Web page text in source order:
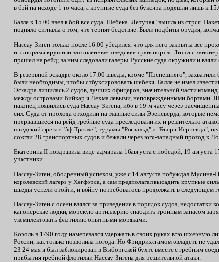
в бой на исходе 1-го часа, а крупные суда без буксира подошли лишь к
Балле к 15.00 ввел в бой все суда. Шебека "Летучая" вышла из строя.
подняло сигналы о том, что терпят бедствие. Были подбиты орудия,
Нассау-Зиген только после 16.00 убедился, что для него закрыты все
и топорами крушили затопленные шведские транспорты. Литта с
прошел на рейд; за ним следовали галеры. Русские суда окружили и
В резервной эскадре около 17.00 шведы, кроме "Поспешного",
были необходимы, чтобы отбуксирововать шебеки. Балле не имел
Эскадра лишилась 2 судов, лучших офицеров, значительной части
между островами Вийкар и Лехма левыми, неповрежденными бортами.
наконец появились суда Нассау-Зигена, ибо в 19-м часу через
сил. Суда от прохода отходили на главные силы Эренсверда, которые
прорвавшиеся на рейд гребные суда преследовали их и решительно
шведский фрегат "Аф-Тролле", турумы "Рогвальд" и "Бъерн-Иернсида",
сожгли 28 транспортных судов и бежали через юго-западный проход к
Екатерина II поздравила вице-адмирала 16августа с победой, 19
участники.
Нассау-Зиген, ободренный успехом, уже с 14 августа побуждал Мусина-
королевский лагерь у Хегфорса, а сам предполагал высадить крупные
шведы успели отойти, и войну потребовалось продолжать в следующем
Нассау-Зиген с осени взялся за приведение в порядок судов,
канонерские лодки, морскую артиллерию снабдить тройным запасом
укомплектовать флотилию опытными моряками.
Король в 1790 году намеревался удержать в своих руках всю шхерную
России, как только позволила погода. Но Фридрихсгамом овладеть не
23-24 мая и был заблокирован в Выборгской бухте вместе с гребным
прибытия гребной флотилии Нассау-Зигена для решительной атаки.